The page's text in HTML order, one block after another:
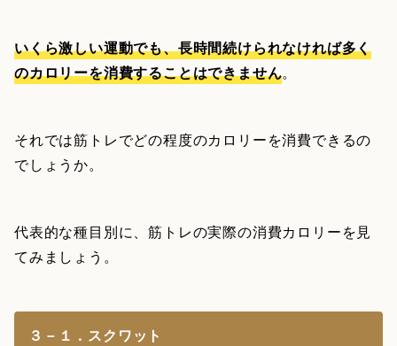
いくら激しい運動でも、長時間続けられなければ多く
のカロリーを消費することはできません。
それでは筋トレでどの程度のカロリーを消費できるの
でしょうか。
代表的な種目別に、筋トレの実際の消費カロリーを見
てみましょう。
３－１．スクワット